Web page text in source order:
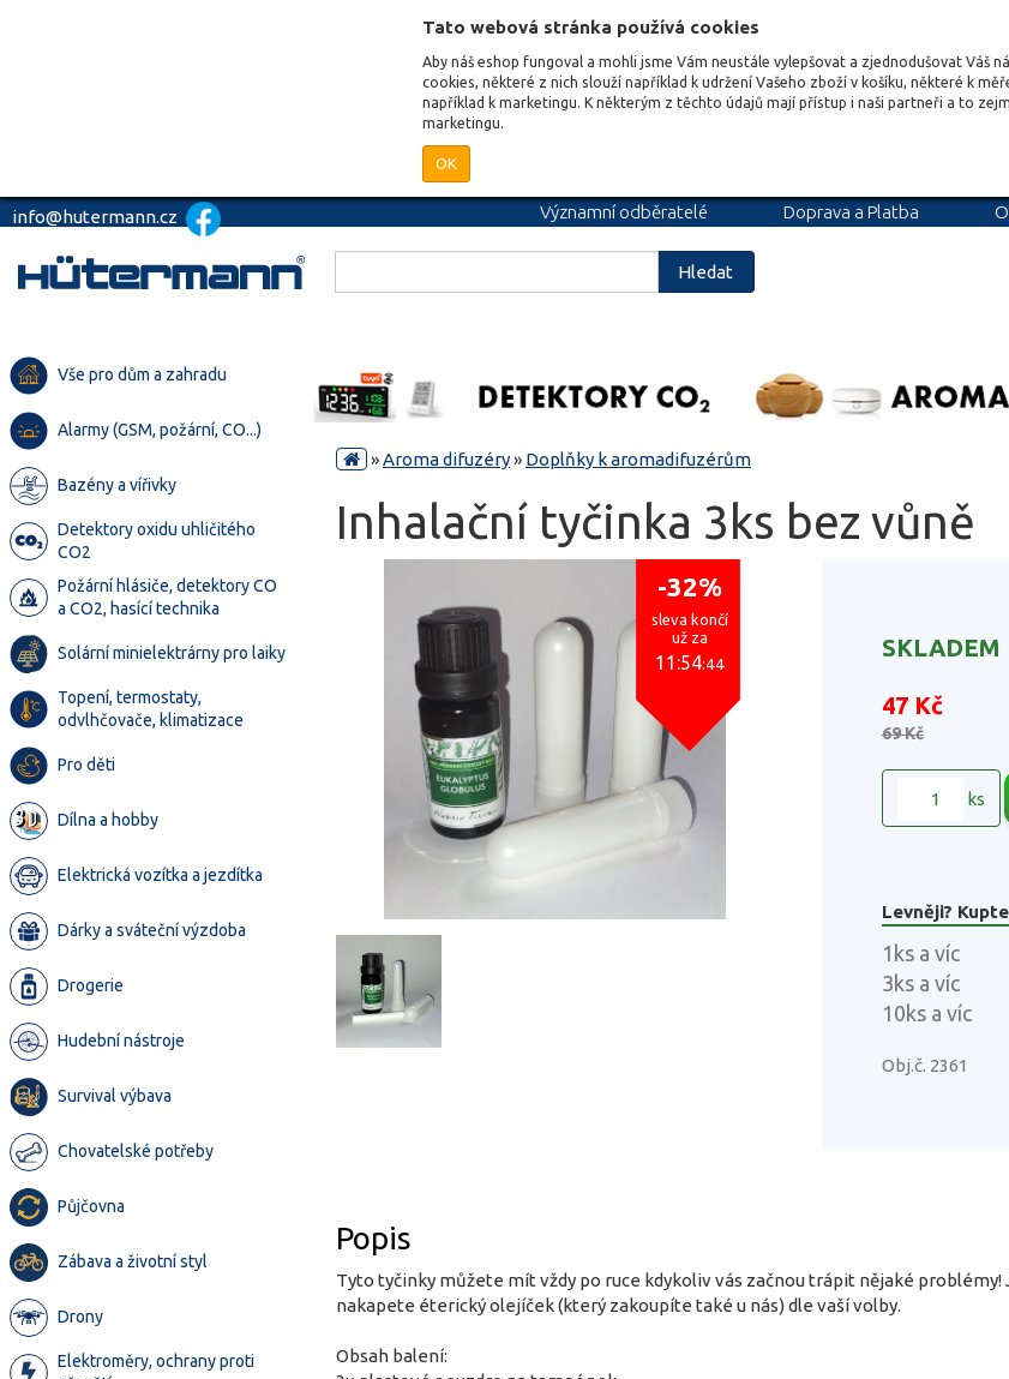
Tato webová stránka používá cookies
Aby náš eshop fungoval a mohli jsme Vám neustále vylepšovat a zjednodušovat Váš
cookies, některé z nich slouží například k udržení Vašeho zboží v košíku, některé k
například k marketingu. K některým z těchto údajů mají přístup i naši partneři a to
marketingu.
OK
info@hutermann.cz Významní odběratelé Doprava a Platba
Hledat
Vše pro dům a zahradu
Alarmy (GSM, požární, CO...)
Bazény a vířivky
Detektory oxidu uhličitého
CO2
Požární hlásiče, detektory CO
a CO2, hasící technika
Solární minielektrárny pro laiky
Topení, termostaty,
odvlhčovače, klimatizace
Pro děti
Dílna a hobby
Elektrická vozítka a jezdítka
Dárky a sváteční výzdoba
Drogerie
Hudební nástroje
Survival výbava
Chovatelské potřeby
Půjčovna
Zábava a životní styl
Drony
Elektroměry, ochrany proti
»Aroma difuzéry» Doplňky k aromadifuzérům
Inhalační tyčinka 3ks bez vůně
-32%
sleva končí
už za
11:54:43
SKLADEM
47 Kč
69 Kč
ks
Levněji?
1ks a víc
3ks a víc
10ks a víc
Obj.č. 2361
Popis
Tyto tyčinky můžete mít vždy po ruce kdykoliv vás začnou trápit nějaké
nakapete éterický olejíček (který zakoupíte také u nás) dle vaší volby.
Obsah balení: